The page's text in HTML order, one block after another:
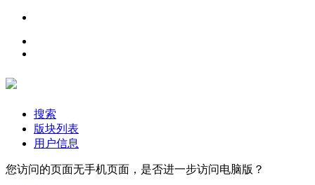
搜索
版块列表
用户信息
您访问的页面无手机页面，是否进一步访问电脑版？